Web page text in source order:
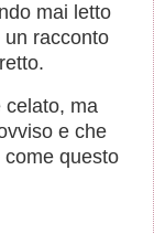
mai letto
un racconto
celato, ma
e che
questo